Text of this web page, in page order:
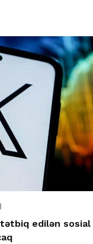
edilən sosial